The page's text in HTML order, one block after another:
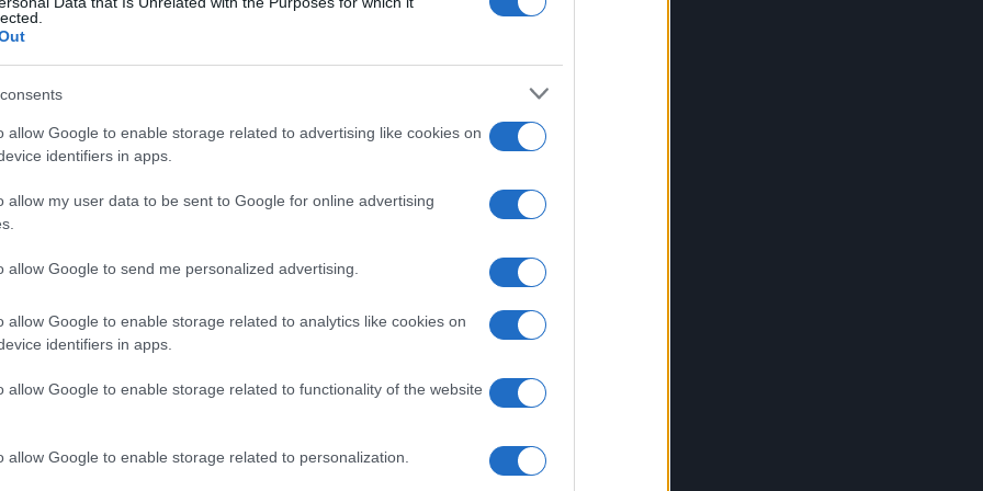
allow Google to enable storage related to advertising like cookies on
identifiers in apps.
allow my user data to be sent to Google for online advertising
allow Google to send me personalized advertising.
allow Google to enable storage related to analytics like cookies on
identifiers in apps.
allow Google to enable storage related to functionality of the website
allow Google to enable storage related to personalization.
e catturare il responsabile della rapina. La donna ha
dell’ordine e dagli operatori sanitari presenti sul
arrestare il rapinatore e restituire alla vittima i gioielli
manette dopo rapina al
7 anni fa
Successiva